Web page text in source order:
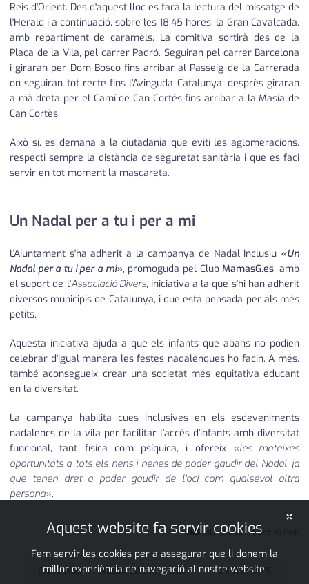
Reis d'Orient. Des d'aquest lloc es farà la lectura del missatge de
l'Herald i a continuació, sobre les 18:45 hores, la Gran Cavalcada,
amb repartiment de caramels. La comitiva sortirà des de la
Plaça de la Vila, pel carrer Padró. Seguiran pel carrer Barcelona
i giraran per Dom Bosco fins arribar al Passeig de la Carrerada
on seguiran tot recte fins l'Avinguda Catalunya; desprès giraran
a mà dreta per el Camí de Can Cortés fins arribar a la Masia de
Can Cortès.
Això sí, es demana a la ciutadania que eviti les aglomeracions,
respecti sempre la distància de seguretat sanitària i que es faci
servir en tot moment la mascareta.
Un Nadal per a tu i per a mi
L'Ajuntament s'ha adherit a la campanya de Nadal Inclusiu «Un
Nadal per a tu i per a mi», promoguda pel ClubMamasG.es, amb
el suport de l'Associació Divers, iniciativa a la que s'hi han adherit
diversos municipis de Catalunya, i que està pensada per als més
petits.
Aquesta iniciativa ajuda a que els infants que abans no podien
celebrar d'igual manera les festes nadalenques ho facin. A més,
també aconsegueix crear una societat més equitativa educant
en la diversitat.
La campanya habilita cues inclusives en els esdeveniments
nadalencs de la vila per facilitar l'accés d'infants amb diversitat
funcional, tant física com psíquica, i ofereix «les mateixes
oportunitats a tots els nens i nenes de poder gaudir del Nadal, ja
que tenen dret a poder gaudir de l'oci com qualsevol altra
persona».
JMP30•12•2021|Font:
CAMPAMENT REIAL CAVALCADA ACTIVITATS
×
Aquest website fa servir cookies
Fem servir les cookies per a assegurar que li donem la
millor experiència de navegació al nostre website.